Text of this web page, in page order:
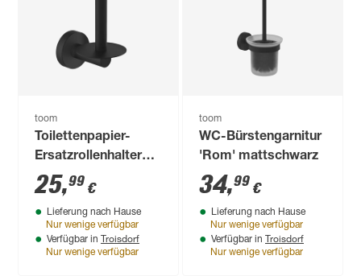
toom
Toilettenpapier-
Ersatzrollenhalter
'Rom' mattschwarz
25,99 €
Lieferung nach Hause
Nur wenige verfügbar
Verfügbar in Troisdorf
Nur wenige verfügbar
toom
WC-Bürstengarnitur
'Rom' mattschwarz
34,99 €
Lieferung nach Hause
Nur wenige verfügbar
Verfügbar in Troisdorf
Nur wenige verfügbar